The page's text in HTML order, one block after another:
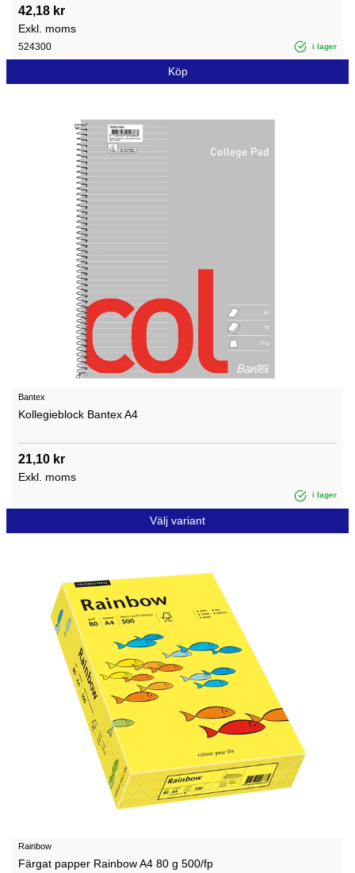
42,18 kr
Exkl. moms
524300 i lager
Köp
Bantex
Kollegieblock Bantex A4
21,10 kr
Exkl. moms
i lager
Välj variant
Rainbow
Färgat papper Rainbow A4 80 g 500/fp